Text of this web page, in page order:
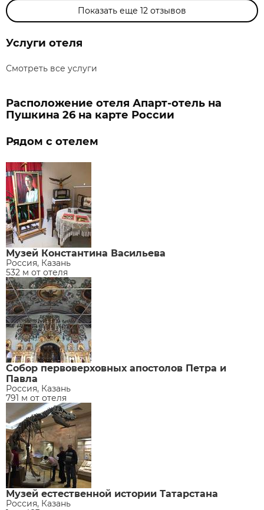
Показать еще 12 отзывов
Услуги отеля
Смотреть все услуги
Расположение отеля Апарт-отель на
Пушкина 26 на карте России
Рядом с отелем
Музей Константина Васильева
Россия, Казань
532 м от отеля
Собор первоверховных апостолов Петра и
Павла
Россия, Казань
791 м от отеля
Музей естественной истории Татарстана
Россия, Казань